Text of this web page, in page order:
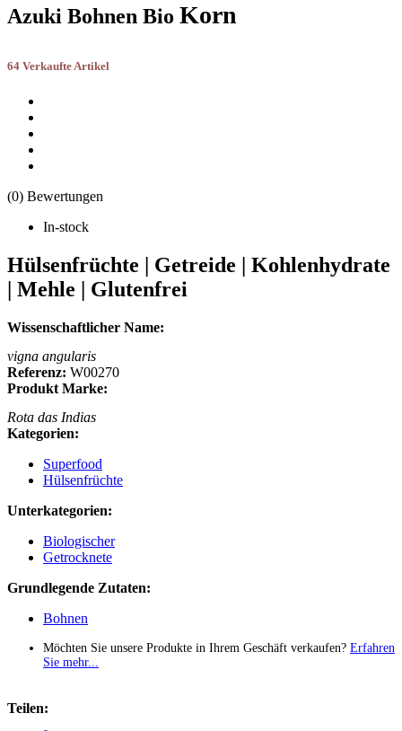
Azuki Bohnen Bio Korn
64 Verkaufte Artikel
(0) Bewertungen
In-stock
Hülsenfrüchte | Getreide | Kohlenhydrate
| Mehle | Glutenfrei
Wissenschaftlicher Name:
vigna angularis
Referenz: W00270
Produkt Marke:
Rota das Indias
Kategorien:
Superfood
Hülsenfrüchte
Unterkategorien:
Biologischer
Getrocknete
Grundlegende Zutaten:
Bohnen
Möchten Sie unsere Produkte in Ihrem Geschäft verkaufen? Erfahren
Sie mehr...
Teilen: